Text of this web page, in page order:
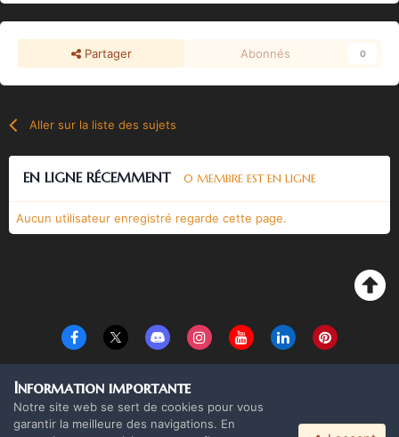
Partager Abonnés 0
Aller sur la liste des sujets
EN LIGNE RÉCEMMENT 0 MEMBRE EST EN LIGNE
Aucun utilisateur enregistré regarde cette page.
Copyright Monolith Board Games & The overlord 2016 ©
Powered by Invision Community
Information importante
Notre site web se sert de cookies pour vous
garantir la meilleure des navigations. En